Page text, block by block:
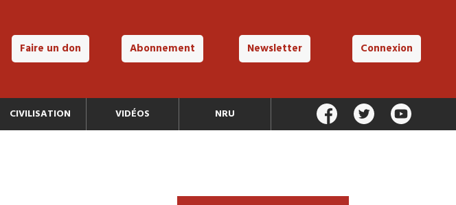
Faire un don Abonnement Newsletter Connexion
CIVILISATION VIDÉOS NRU